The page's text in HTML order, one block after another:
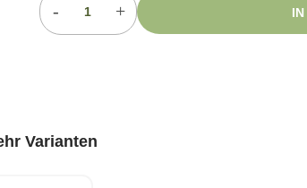
- +
Varianten